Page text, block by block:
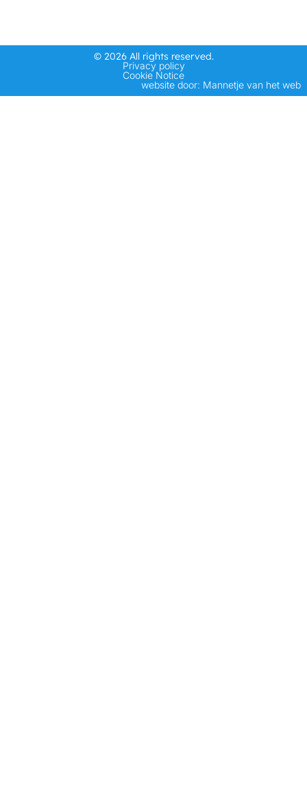
© 2026 All rights reserved.
Privacy policy
Cookie Notice
website door: Mannetje van het web